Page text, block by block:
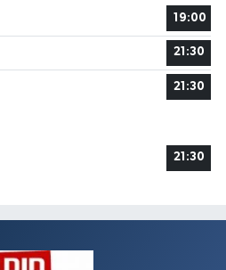
19:00
21:30
21:30
21:30